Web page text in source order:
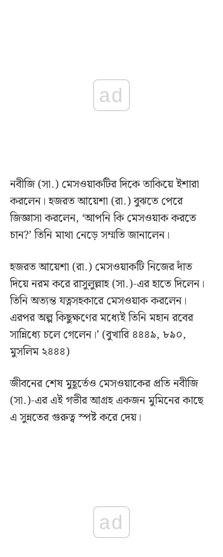
ad
নবীজি (সা.) মেসওয়াকটির দিকে তাকিয়ে ইশারা
করলেন। হজরত আয়েশা (রা.) বুঝতে পেরে
জিজ্ঞাসা করলেন, ‘আপনি কি মেসওয়াক করতে
চান?’ তিনি মাথা নেড়ে সম্মতি জানালেন।
হজরত আয়েশা (রা.) মেসওয়াকটি নিজের দাঁত
দিয়ে নরম করে রাসুলুল্লাহ (সা.)-এর হাতে দিলেন।
তিনি অত্যন্ত যত্নসহকারে মেসওয়াক করলেন।
এরপর অল্প কিছুক্ষণের মধ্যেই তিনি মহান রবের
সান্নিধ্যে চলে গেলেন।’ (বুখারি ৪৪৪৯, ৮৯০,
মুসলিম ২৪৪৪)
জীবনের শেষ মুহূর্তেও মেসওয়াকের প্রতি নবীজি
(সা.)-এর এই গভীর আগ্রহ একজন মুমিনের কাছে
এ সুন্নতের গুরুত্ব স্পষ্ট করে দেয়।
ad